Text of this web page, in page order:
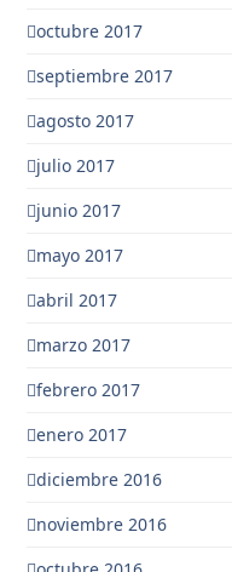
octubre 2017
septiembre 2017
agosto 2017
julio 2017
junio 2017
mayo 2017
abril 2017
marzo 2017
febrero 2017
enero 2017
diciembre 2016
noviembre 2016